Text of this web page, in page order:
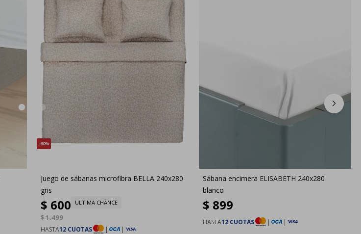
60
Juego de sábanas microfibra BELLA 240x280
gris
$ 600
$1.499
ULTIMA CHANCE
HASTA12 CUOTAS | |
Sábana encimera ELISABETH 240x280
blanco
$ 899
HASTA12 CUOTAS | |